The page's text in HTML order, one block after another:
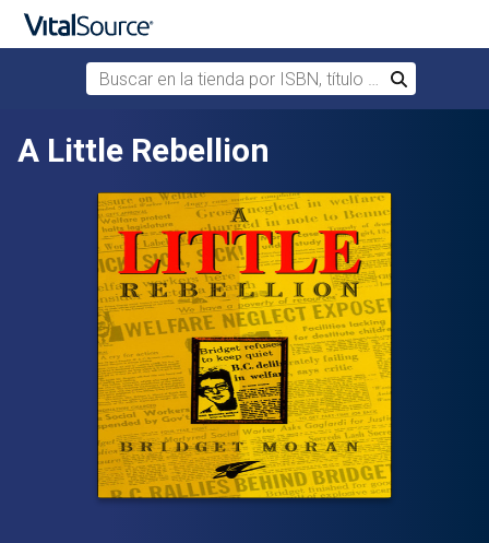
Saltar al contenido principal
Buscar en la tienda por ISBN, título o autor
Buscar
A Little Rebellion